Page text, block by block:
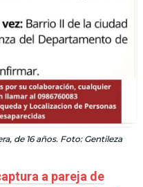
de 16 años. Foto: Gentileza
a pareja de